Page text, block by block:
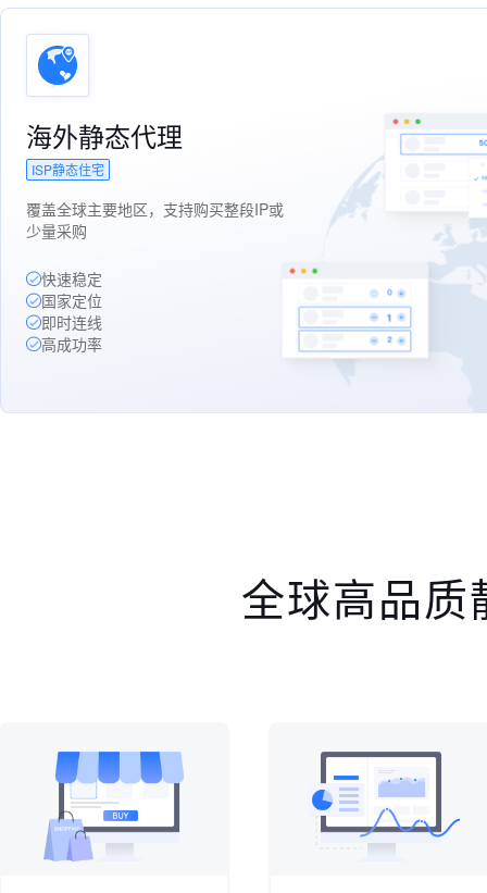
海外静态代理
ISP静态住宅
覆盖全球主要地区，支持购买整段IP或
少量采购
快速稳定
国家定位
即时连线
高成功率
全球高品